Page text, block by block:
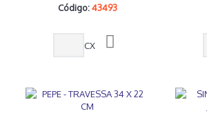
Código: 43493
CX